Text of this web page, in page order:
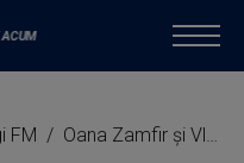
FM Oana Zamfir și Vlad Craioveanu – 12.06.2026